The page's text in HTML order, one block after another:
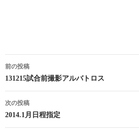
投
稿
ナ
ビ
前の投稿
131215試合前撮影アルバトロス
次の投稿
2014.1月日程指定